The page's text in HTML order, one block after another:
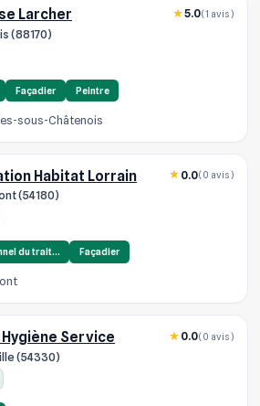
Larcher
(88170)
5.0(1 avis)
Façadier Peintre
sous-Châtenois
Habitat Lorrain
(54180)
0.0(0 avis)
du trait… Façadier
Service
(54330)
0.0(0 avis)